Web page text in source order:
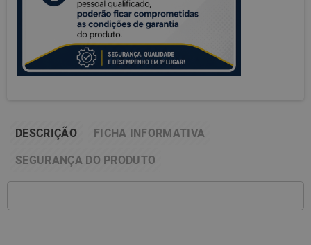
DESCRIÇÃO FICHA INFORMATIVA
SEGURANÇA DO PRODUTO